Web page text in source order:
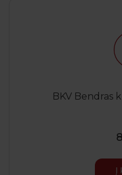
BKV Bendras
Į